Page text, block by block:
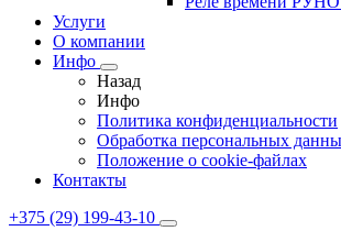
Услуги
О компании
Инфо
Назад
Инфо
Политика конфиденциальности
Обработка персональных
Положение о cookie-файлах
Контакты
+375 (29) 199-43-10